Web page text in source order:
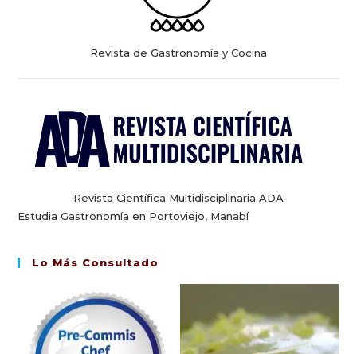
Revista de Gastronomía y Cocina
Revista Científica Multidisciplinaria ADA
Estudia Gastronomía en Portoviejo, Manabí
Lo Más Consultado